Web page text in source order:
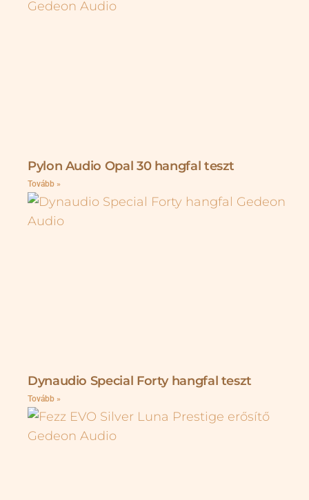
Pylon Audio Opal 30 hangfal teszt
Tovább »
Dynaudio Special Forty hangfal teszt
Tovább »